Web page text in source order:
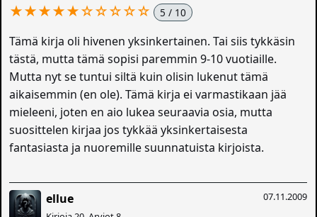
★★★★★☆☆☆☆☆ 5 / 10
Tämä kirja oli hivenen yksinkertainen. Tai siis tykkäsin
tästä, mutta tämä sopisi paremmin 9-10 vuotiaille.
Mutta nyt se tuntui siltä kuin olisin lukenut tämä
aikaisemmin (en ole). Tämä kirja ei varmastikaan jää
mieleeni, joten en aio lukea seuraavia osia, mutta
suosittelen kirjaa jos tykkää yksinkertaisesta
fantasiasta ja nuoremille suunnatuista kirjoista.
07.11.2009
ellue